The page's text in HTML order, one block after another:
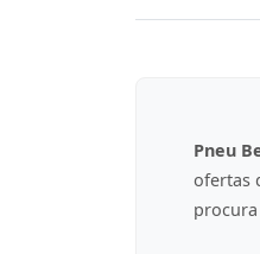
Pneu
ofertas